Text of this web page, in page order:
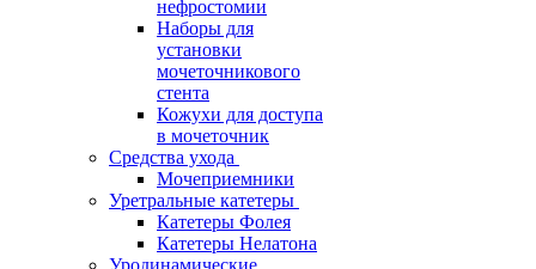
нефростомии
Наборы для
установки
мочеточникового
стента
Кожухи для доступа
в мочеточник
Средства ухода
Мочеприемники
Уретральные катетеры
Катетеры Фолея
Катетеры Нелатона
Уродинамические